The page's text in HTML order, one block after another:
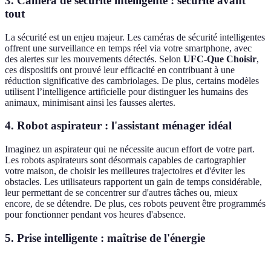
tout
La sécurité est un enjeu majeur. Les caméras de sécurité intelligentes
offrent une surveillance en temps réel via votre smartphone, avec
des alertes sur les mouvements détectés. Selon UFC-Que Choisir,
ces dispositifs ont prouvé leur efficacité en contribuant à une
réduction significative des cambriolages. De plus, certains modèles
utilisent l’intelligence artificielle pour distinguer les humains des
animaux, minimisant ainsi les fausses alertes.
4. Robot aspirateur : l'assistant ménager idéal
Imaginez un aspirateur qui ne nécessite aucun effort de votre part.
Les robots aspirateurs sont désormais capables de cartographier
votre maison, de choisir les meilleures trajectoires et d'éviter les
obstacles. Les utilisateurs rapportent un gain de temps considérable,
leur permettant de se concentrer sur d'autres tâches ou, mieux
encore, de se détendre. De plus, ces robots peuvent être programmés
pour fonctionner pendant vos heures d'absence.
5. Prise intelligente : maîtrise de l'énergie